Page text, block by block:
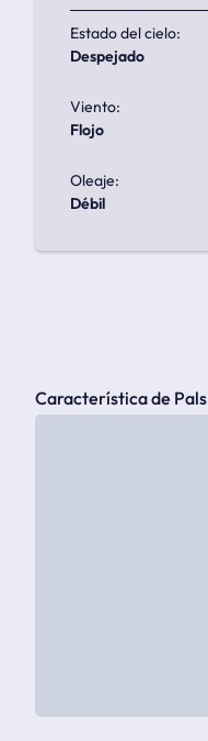
Estado del cielo:
despejado
Viento:
flojo
Oleaje:
débil
Característica de Pals